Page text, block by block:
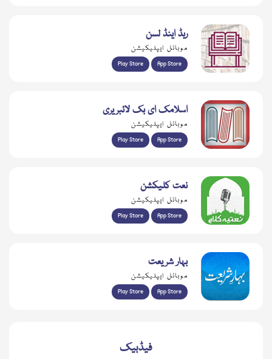
ریڈ اینڈ لسن
موبائل ایپلیکیشن
Play Store App Store
اسلامک ای بک لائبریری
موبائل ایپلیکیشن
Play Store App Store
نعت کلیکشن
موبائل ایپلیکیشن
Play Store App Store
بہار شریعت
موبائل ایپلیکیشن
Play Store App Store
فیڈبیک